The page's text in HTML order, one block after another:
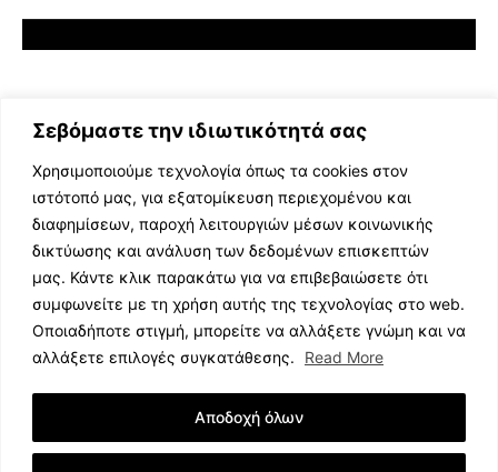
Σεβόμαστε την ιδιωτικότητά σας
Χρησιμοποιούμε τεχνολογία όπως τα cookies στον
ιστότοπό μας, για εξατομίκευση περιεχομένου και
διαφημίσεων, παροχή λειτουργιών μέσων κοινωνικής
δικτύωσης και ανάλυση των δεδομένων επισκεπτών
μας. Κάντε κλικ παρακάτω για να επιβεβαιώσετε ότι
συμφωνείτε με τη χρήση αυτής της τεχνολογίας στο web.
Οποιαδήποτε στιγμή, μπορείτε να αλλάξετε γνώμη και να
αλλάξετε επιλογές συγκατάθεσης.
Read More
Αποδοχή όλων
ΕΛΛΗΝΙΚΗ ΜΟΥΣΙΚΗ
TV SHOWS
EVENTS
ΘΕΑΤΡΟ
ΔΙΑΓΩΝΙΣΜΟΙ
STOA CULTURA
ΣΥΝΕΝΤΕΥΞΕΙΣ